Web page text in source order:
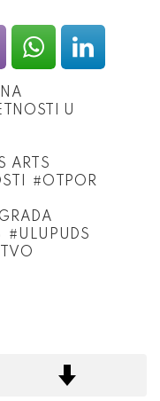
U
ARTS
OTPOR
ULUPUDS